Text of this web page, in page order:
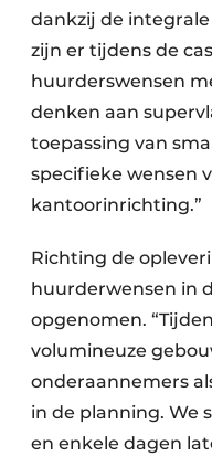
dankzij de
zijn er tijdens de
huurderswensen
denken aan
toepassing van
specifieke wensen
kantoorinrichting.”
Richting de
huurderwensen in
opgenomen.
volumineuze
onderaannemers
in de planning. We
en enkele dagen